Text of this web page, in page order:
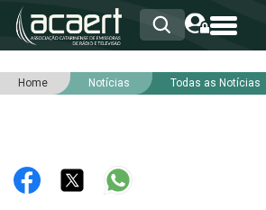
HOME
RNA
NOTÍCIAS
Home Notícias Todas as Notícias